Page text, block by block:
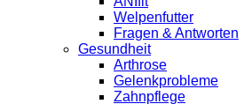
Welpenfutter
Fragen & Antworten
Gesundheit
Arthrose
Gelenkprobleme
Zahnpflege